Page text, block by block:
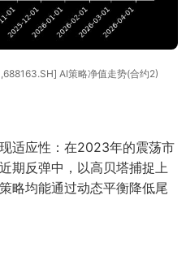
AI策略净值走势(合约2)
适应性：在2023年的震荡市
期反弹中，以高贝塔捕捉上
略均能通过动态平衡降低尾